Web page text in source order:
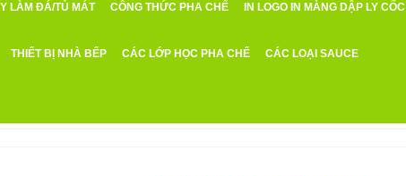
LÀM ĐÁ/TỦ MÁT CÔNG THỨC PHA CHẾ IN LOGO IN MÀNG DẬP LY CỐC
THIẾT BỊ NHÀ BẾP CÁC LỚP HỌC PHA CHẾ CÁC LOẠI SAUCE